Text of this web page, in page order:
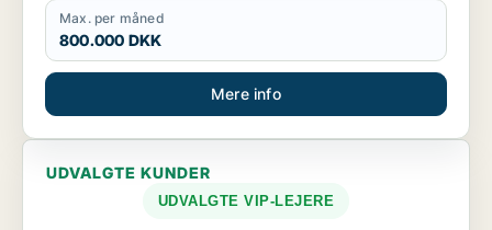
Max. per måned
800.000 DKK
Mere info
UDVALGTE KUNDER
UDVALGTE VIP-LEJERE